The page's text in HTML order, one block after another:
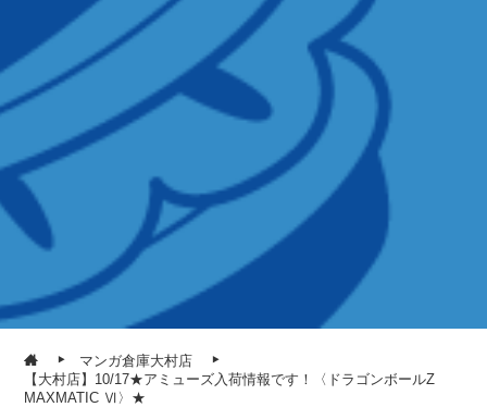
マンガ倉庫大村店
【大村店】10/17★アミューズ入荷情報です！〈ドラゴンボールZ
MAXMATIC Ⅵ〉★